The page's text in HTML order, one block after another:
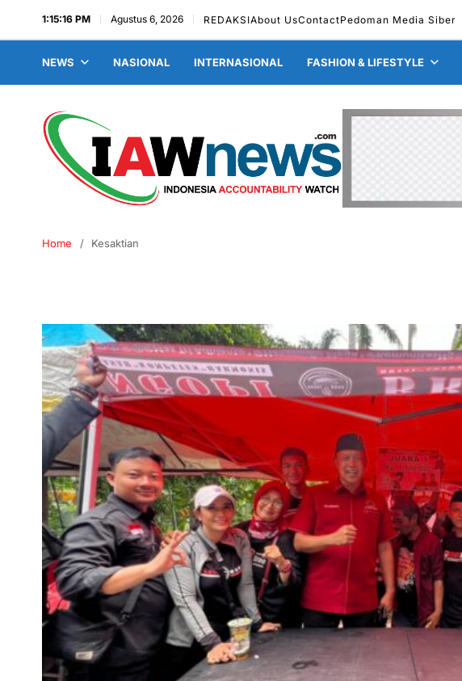
1:15:17 PM Agustus 6, 2026 REDAKSIAbout UsContactPedoman Media Siber
NEWS NASIONAL INTERNASIONAL FASHION & LIFESTYLE
Home Kesaktian